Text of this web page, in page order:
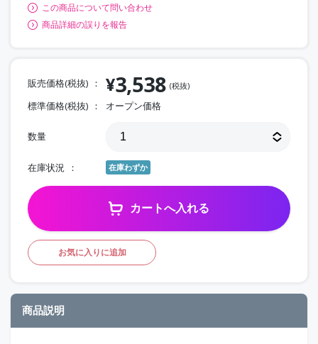
この商品について問い合わせ
商品詳細の誤りを報告
販売価格(税抜) ¥3,538 (税抜)
標準価格(税抜) オープン価格
数量
在庫状況 在庫わずか
カートへ入れる
お気に入りに追加
商品説明